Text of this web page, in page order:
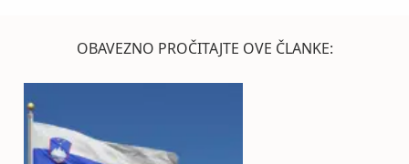
OBAVEZNO PROČITAJTE OVE ČLANKE: